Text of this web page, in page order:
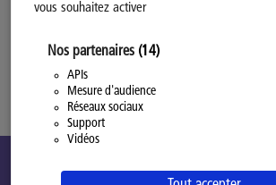
vous souhaitez activer
Nos partenaires (14)
APIs
Mesure d'audience
Réseaux sociaux
Support
Vidéos
Modifiez votre consentement
Politique Générale de Confidentialité